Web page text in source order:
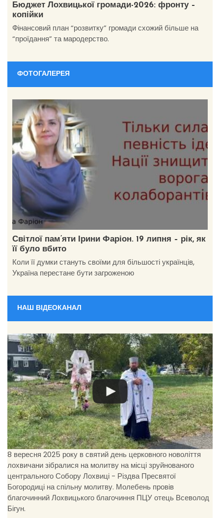
Бюджет Лохвицької громади-2026: фронту –
копійки
Фінансовий план “розвитку” громади схожий більше на
“проїдання” та мародерство.
ФОТОГАЛЕРЕЯ
Світлої пам’яти Ірини Фаріон. 19 липня – рік, як
її було вбито
Коли її думки стануть своїми для більшості українців,
Україна перестане бути загроженою
НАШ ВІДЕОКАНАЛ
8 вересня 2025 року в святий день церковного новоліття
лохвичани зібралися на молитву на місці зруйнованого
центрального Собору Лохвиці - Різдва Пресвятої
Богородиці на спільну молитву. Молебень провів
благочинний Лохвицького благочиння ПЦУ отець Всеволод
Бігун.